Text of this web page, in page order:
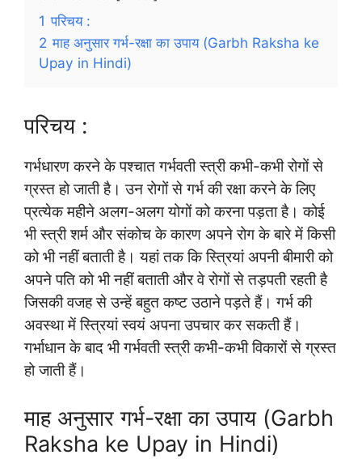
1 परिचय :
2 माह अनुसार गर्भ-रक्षा का उपाय (Garbh Raksha ke
Upay in Hindi)
परिचय :
गर्भधारण करने के पश्चात गर्भवती स्त्री कभी-कभी रोगों से
ग्रस्त हो जाती है। उन रोगों से गर्भ की रक्षा करने के लिए
प्रत्येक महीने अलग-अलग योगों को करना पड़ता है। कोई
भी स्त्री शर्म और संकोच के कारण अपने रोग के बारे में किसी
को भी नहीं बताती है। यहां तक कि स्त्रियां अपनी बीमारी को
अपने पति को भी नहीं बताती और वे रोगों से तड़पती रहती है
जिसकी वजह से उन्हें बहुत कष्ट उठाने पड़ते हैं। गर्भ की
अवस्था में स्त्रियां स्वयं अपना उपचार कर सकती हैं।
गर्भाधान के बाद भी गर्भवती स्त्री कभी-कभी विकारों से ग्रस्त
हो जाती हैं।
माह अनुसार गर्भ-रक्षा का उपाय (Garbh
Raksha ke Upay in Hindi)